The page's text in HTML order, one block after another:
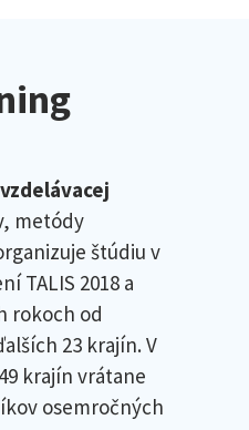
metódy
štúdiu v
TALIS 2018 a
rokoch od
23 krajín. V
krajín vrátane
osemročných